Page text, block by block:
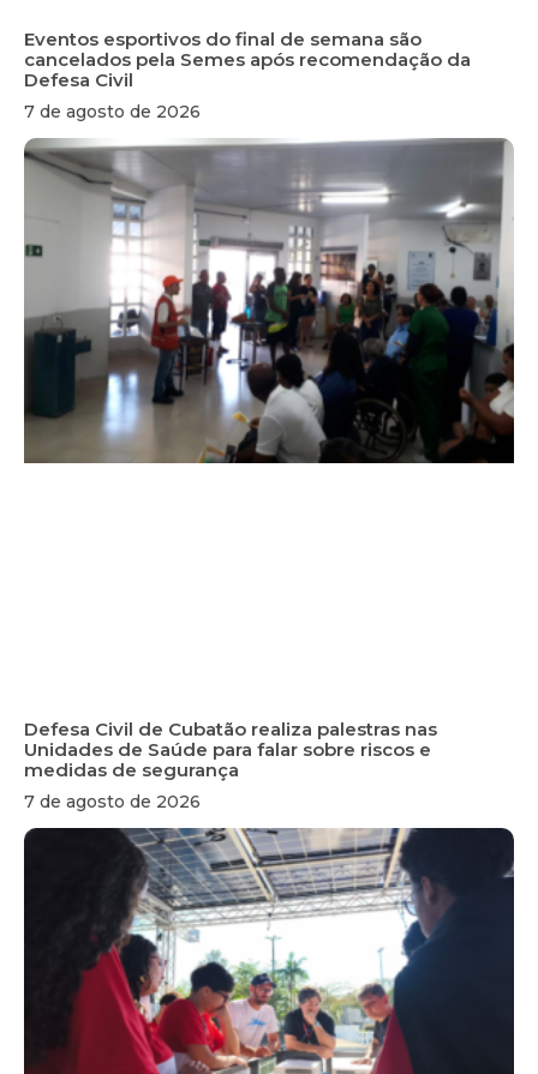
Eventos esportivos do final de semana são
cancelados pela Semes após recomendação da
Defesa Civil
7 de agosto de 2026
Defesa Civil de Cubatão realiza palestras nas
Unidades de Saúde para falar sobre riscos e
medidas de segurança
7 de agosto de 2026